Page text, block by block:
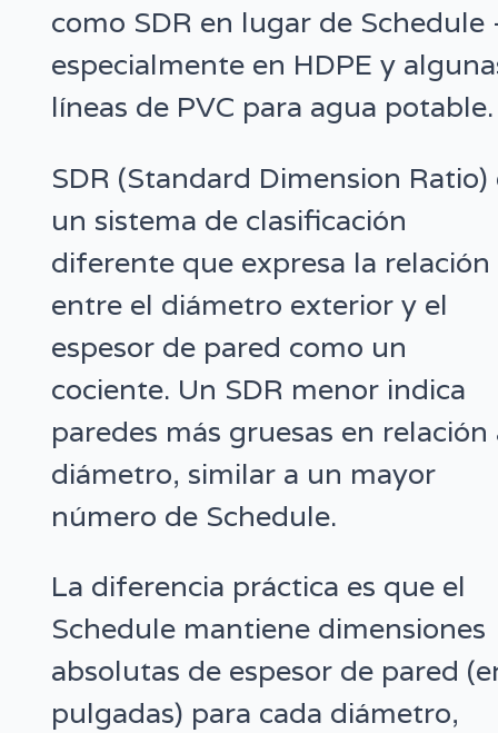
como SDR en lugar de
especialmente en HDPE y
líneas de PVC para agua potable.
SDR (Standard Dimension Ratio)
un sistema de clasificación
diferente que expresa la relación
entre el diámetro exterior y el
espesor de pared como un
cociente. Un SDR menor indica
paredes más gruesas en relación
diámetro, similar a un mayor
número de Schedule.
La diferencia práctica es que el
Schedule mantiene dimensiones
absolutas de espesor de pared
pulgadas) para cada diámetro,